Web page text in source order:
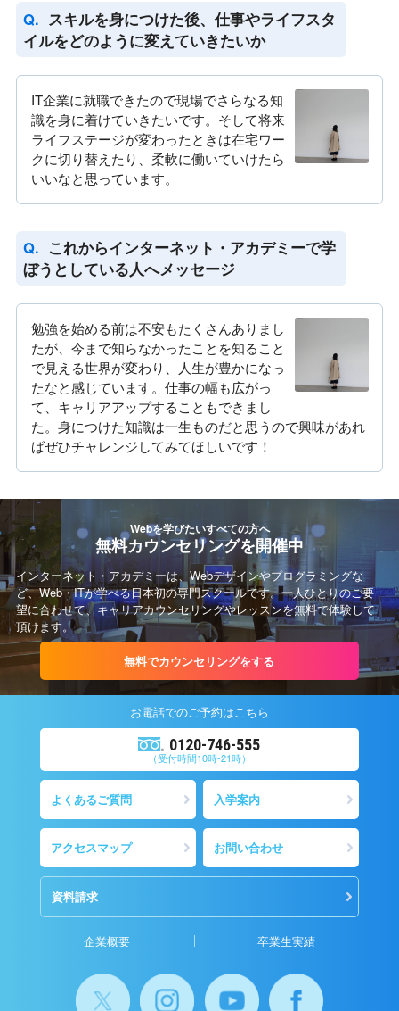
スキルを身につけた後、仕事やライフスタ
イルをどのように変えていきたいか
IT企業に就職できたので現場でさらなる知
識を身に着けていきたいです。そして将来
ライフステージが変わったときは在宅ワー
クに切り替えたり、柔軟に働いていけたら
いいなと思っています。
これからインターネット・アカデミーで学
ぼうとしている人へメッセージ
勉強を始める前は不安もたくさんありまし
たが、今まで知らなかったことを知ること
で見える世界が変わり、人生が豊かになっ
たなと感じています。仕事の幅も広がっ
て、キャリアアップすることもできまし
た。身につけた知識は一生ものだと思うので興味があれ
ばぜひチャレンジしてみてほしいです！
Webを学びたいすべての方へ
無料カウンセリングを開催中
インターネット・アカデミーは、Webデザインやプログラミングな
ど、Web・ITが学べる日本初の専門スクールです。一人ひとりのご要
望に合わせて、キャリアカウンセリングやレッスンを無料で体験して
頂けます。
無料でカウンセリングをする
お電話でのご予約はこちら
0120-746-555
（受付時間10時-21時）
よくあるご質問 入学案内
アクセスマップ お問い合わせ
資料請求
企業概要 卒業生実績